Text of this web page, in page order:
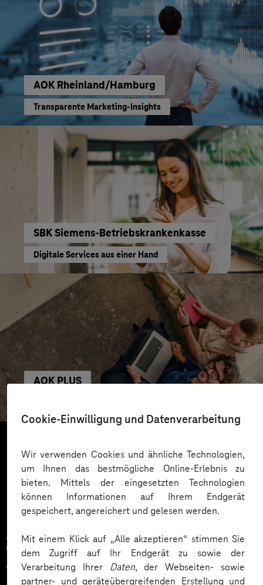
Cookie-Einwilligung und Datenverarbeitung
Wir verwenden Cookies und ähnliche Technologien,
um Ihnen das bestmögliche Online-Erlebnis zu
bieten. Mittels der eingesetzten Technologien
können Informationen auf Ihrem Endgerät
gespeichert, angereichert und gelesen werden.
Mit einem Klick auf „Alle akzeptieren“ stimmen Sie
dem Zugriff auf Ihr Endgerät zu sowie der
Verarbeitung Ihrer Daten, der Webseiten- sowie
partner- und geräteübergreifenden Erstellung und
AOK Rheinland/Hamburg
Transparente Marketing-Insights
SBK Siemens-Betriebskrankenkasse
Digitale Services aus einer Hand
AOK PLUS
Mehr laden
Zahlreiche Unternehmen
vertrauen auf unsere